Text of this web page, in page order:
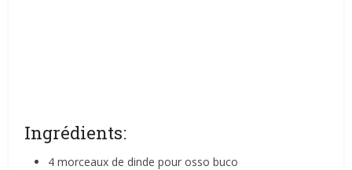
Ingrédients:
4 morceaux de dinde pour osso buco